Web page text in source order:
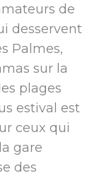
de
desservent
Palmes,
sur la
plages
estival est
ceux qui
gare
des